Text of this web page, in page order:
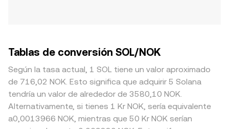
Tablas de conversión SOL/NOK
Según la tasa actual, 1 SOL tiene un valor aproximado
de 716,02 NOK. Esto significa que adquirir 5 Solana
tendría un valor de alrededor de 3580,10 NOK.
Alternativamente, si tienes 1 Kr NOK, sería equivalente
a0,0013966 NOK, mientras que 50 Kr NOK serían